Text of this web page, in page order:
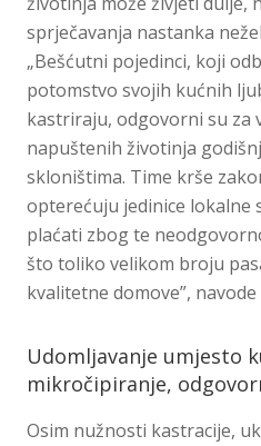
sprječavanja nastanka
„Bešćutni pojedinci, koji
potomstvo svojih kućnih
kastriraju, odgovorni su za
napuštenih životinja
skloništima. Time krše
opterećuju jedinice lokalne
plaćati zbog te
što toliko velikom broju
kvalitetne domove”,
Udomljavanje umjesto
mikročipiranje,
Osim nužnosti kastracije,